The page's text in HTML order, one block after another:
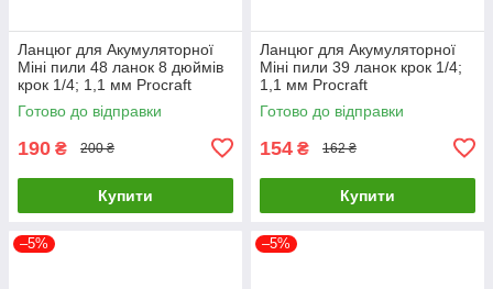
Ланцюг для Акумуляторної
Міні пили 48 ланок 8 дюймів
крок 1/4; 1,1 мм Procraft
Готово до відправки
190 ₴ 200 ₴
Купити
Ланцюг для Акумуляторної
Міні пили 39 ланок крок 1/4;
1,1 мм Procraft
Готово до відправки
154 ₴ 162 ₴
Купити
–5% –5%